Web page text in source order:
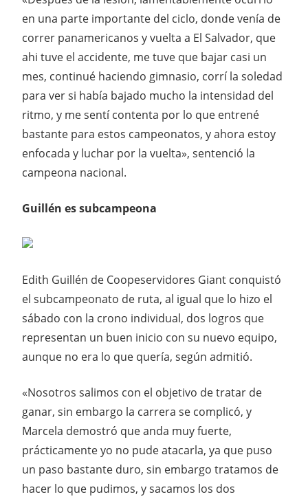
en una parte importante del ciclo, donde venía de
correr panamericanos y vuelta a El Salvador, que
ahi tuve el accidente, me tuve que bajar casi un
mes, continué haciendo gimnasio, corrí la soledad
para ver si había bajado mucho la intensidad del
ritmo, y me sentí contenta por lo que entrené
bastante para estos campeonatos, y ahora estoy
enfocada y luchar por la vuelta», sentenció la
campeona nacional.
Guillén es subcampeona
Edith Guillén de Coopeservidores Giant conquistó
el subcampeonato de ruta, al igual que lo hizo el
sábado con la crono individual, dos logros que
representan un buen inicio con su nuevo equipo,
aunque no era lo que quería, según admitió.
«Nosotros salimos con el objetivo de tratar de
ganar, sin embargo la carrera se complicó, y
Marcela demostró que anda muy fuerte,
prácticamente yo no pude atacarla, ya que puso
un paso bastante duro, sin embargo tratamos de
hacer lo que pudimos, y sacamos los dos